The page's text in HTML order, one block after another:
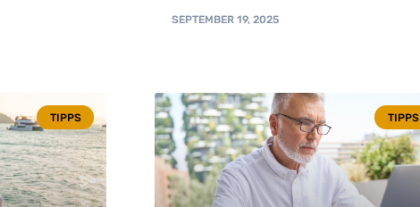
SEPTEMBER 19, 2025
TIPPS TIPPS